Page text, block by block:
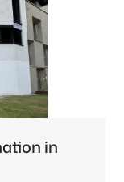
in